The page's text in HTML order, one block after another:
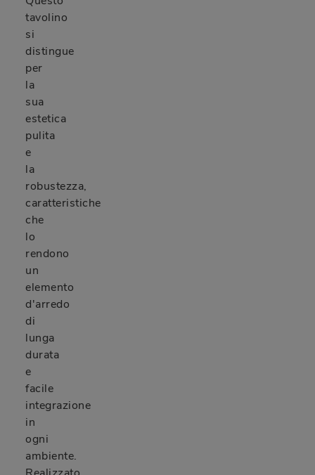
tavolino
si
distingue
per
la
sua
estetica
pulita
e
la
robustezza,
caratteristiche
che
lo
rendono
un
elemento
d'arredo
di
lunga
durata
e
facile
integrazione
in
ogni
ambiente.